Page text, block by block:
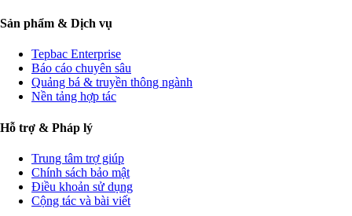
Sản phẩm & Dịch vụ
Tepbac Enterprise
Báo cáo chuyên sâu
Quảng bá & truyền thông ngành
Nền tảng hợp tác
Hỗ trợ & Pháp lý
Trung tâm trợ giúp
Chính sách bảo mật
Điều khoản sử dụng
Cộng tác và bài viết